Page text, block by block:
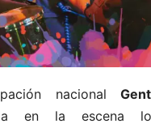
nacional
en la escena